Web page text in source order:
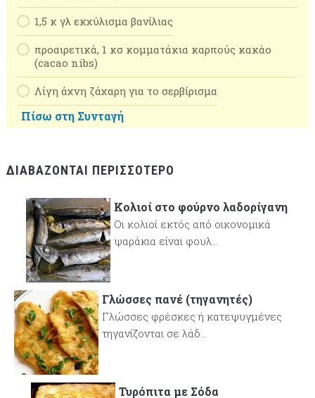
1,5 κ γλ εκχύλισμα βανίλιας
προαιρετικά, 1 κσ κομματάκια καρπούς κακάο
(cacao nibs)
Λίγη άχνη ζάχαρη για το σερβίρισμα
Πίσω στη Συνταγή
ΔΙΑΒΆΖΟΝΤΑΙ ΠΕΡΙΣΣΌΤΕΡΟ
Κολιοί στο φούρνο λαδορίγανη
Οι κολιοί εκτός από οικονομικά
ψαράκια είναι φουλ...
Γλώσσες πανέ (τηγανητές)
Γλώσσες φρέσκες ή κατεψυγμένες
τηγανίζονται σε λάδ...
Τυρόπιτα με Σόδα